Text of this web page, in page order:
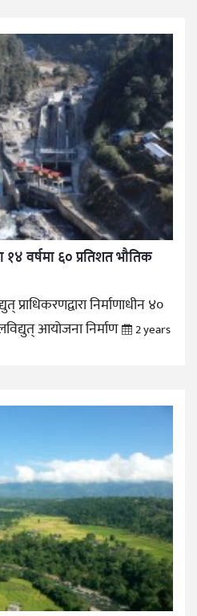
वर्षमा ६० प्रतिशत भौतिक
प्राधिकरणद्वारा निर्माणाधीन ४०
आयोजना निर्माण
2 years